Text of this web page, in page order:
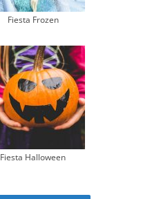
Fiesta Frozen
Fiesta Halloween